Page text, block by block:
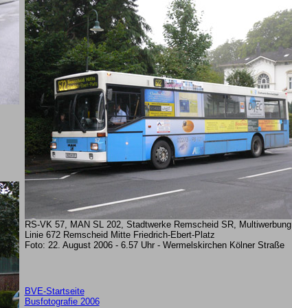
RS-VK 57, MAN SL 202, Stadtwerke Remscheid SR, Multiwerbung
Linie 672 Remscheid Mitte Friedrich-Ebert-Platz
Foto: 22. August 2006 - 6.57 Uhr - Wermelskirchen Kölner Straße
BVE-Startseite
Busfotografie 2006